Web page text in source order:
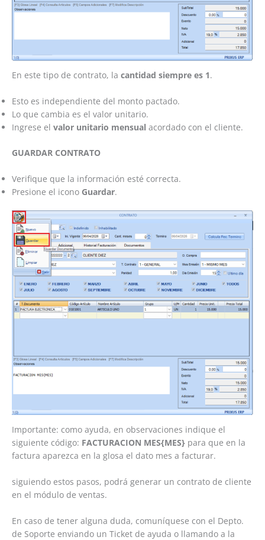
En este tipo de contrato, la cantidad siempre es 1.
Esto es independiente del monto pactado.
Lo que cambia es el valor unitario.
Ingrese el valor unitario mensual acordado con el cliente.
GUARDAR CONTRATO
Verifique que la información esté correcta.
Presione el icono Guardar.
Importante: como ayuda, en observaciones indique el
siguiente código: FACTURACION MES{MES} para que en la
factura aparezca en la glosa el dato mes a facturar.
siguiendo estos pasos, podrá generar un contrato de cliente
en el módulo de ventas.
En caso de tener alguna duda, comuníquese con el Depto.
de Soporte enviando un Ticket de ayuda o llamando a la